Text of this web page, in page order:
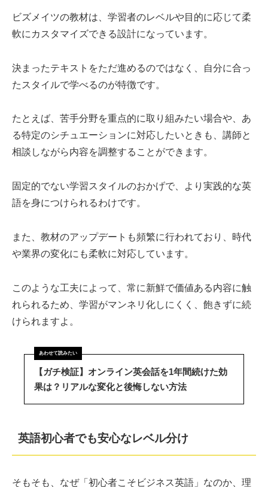
ビズメイツの教材は、学習者のレベルや目的に応じて柔
軟にカスタマイズできる設計になっています。
決まったテキストをただ進めるのではなく、自分に合っ
たスタイルで学べるのが特徴です。
たとえば、苦手分野を重点的に取り組みたい場合や、あ
る特定のシチュエーションに対応したいときも、講師と
相談しながら内容を調整することができます。
固定的でない学習スタイルのおかげで、より実践的な英
語を身につけられるわけです。
また、教材のアップデートも頻繁に行われており、時代
や業界の変化にも柔軟に対応しています。
このような工夫によって、常に新鮮で価値ある内容に触
れられるため、学習がマンネリ化しにくく、飽きずに続
けられますよ。
【ガチ検証】オンライン英会話を1年間続けた効
果は？リアルな変化と後悔しない方法
英語初心者でも安心なレベル分け
そもそも、なぜ「初心者こそビジネス英語」なのか、理